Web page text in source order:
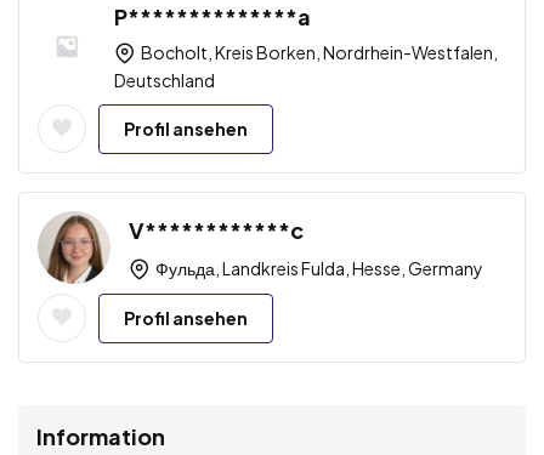
P**************a
Bocholt, Kreis Borken, Nordrhein-Westfalen,
Deutschland
Profil ansehen
V************c
Фульда, Landkreis Fulda, Hesse, Germany
Profil ansehen
Information